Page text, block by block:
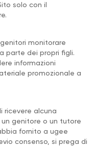
solo con il
monitorare
parte dei propri figli.
informazioni
promozionale a
ricevere alcuna
un genitore o un tutore
fornito a ugee
consenso, si prega di